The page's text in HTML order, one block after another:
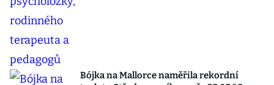
Bójka na Mallorce naměřila rekordní